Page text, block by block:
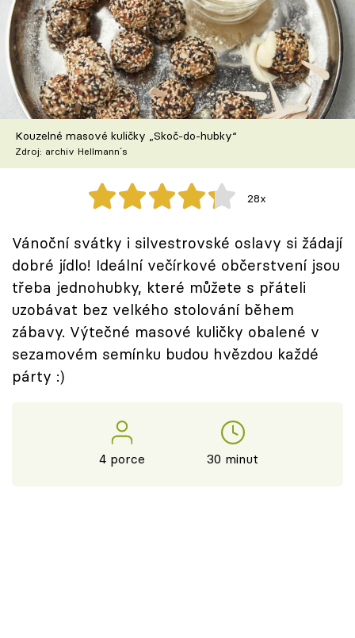
Články
TV Program
Škola vaření
Recepty z TV
Speciál: Cuketa
Těhotnej kuchař
Sledujte prima+
Přihlášení
Sledujte nás
Kouzelné masové kuličky „Skoč-do-hubky“
Zdroj: archiv Hellmann´s
28x
Vánoční svátky i silvestrovské oslavy si žádají
dobré jídlo! Ideální večírkové občerstvení jsou
třeba jednohubky, které můžete s přáteli
uzobávat bez velkého stolování během
zábavy. Výtečné masové kuličky obalené v
sezamovém semínku budou hvězdou každé
párty :)
4 porce 30 minut